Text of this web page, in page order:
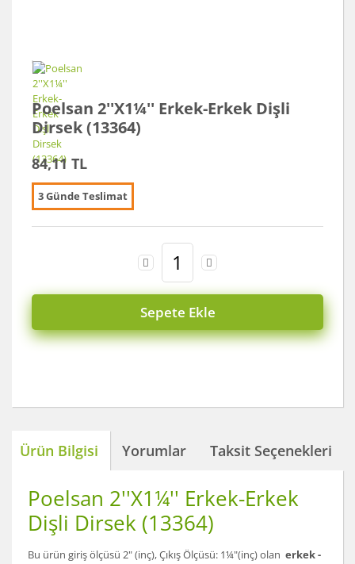
Poelsan 2''X1¼'' Erkek-Erkek Dişli
Dirsek (13364)
84,11 TL
3 Günde Teslimat
Sepete Ekle
Ürün Bilgisi Yorumlar Taksit Seçenekleri
Poelsan 2''X1¼'' Erkek-Erkek
Dişli Dirsek (13364)
Bu ürün giriş ölçüsü 2" (inç), Çıkış Ölçüsü: 1¼"(inç) olan erkek -